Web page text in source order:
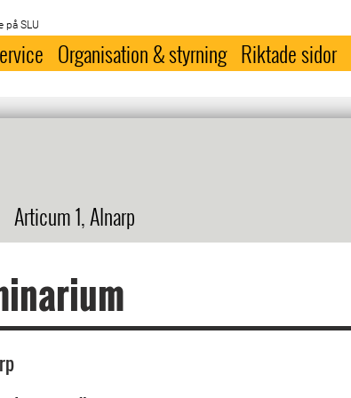
på SLU
Organisation & styrning Riktade sidor
Articum 1, Alnarp